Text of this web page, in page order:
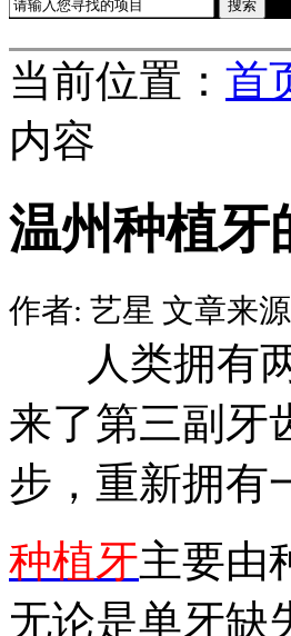
当前位置： 首
内容
温州种植牙
作者: 艺星 文章来
人类拥有两
来了第三副牙
步，重新拥有
种植牙主要由
无论是单牙缺